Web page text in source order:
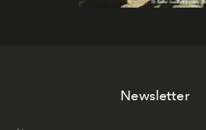
Newsletter